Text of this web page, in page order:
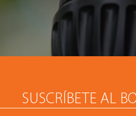
SUSCRÍBETE AL